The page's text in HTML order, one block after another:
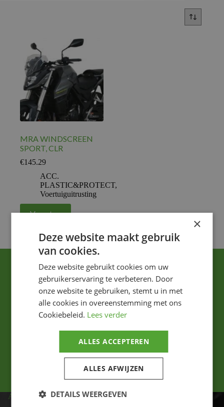
MRA WINDSCREEN
SPORT, CLR
€145.29
ACC.
PLASTIC&PROTECT,
Voertuiguitrusting
Voeg toe
ADRES
×
Deze website maakt gebruik
van cookies.
Deze website gebruikt cookies om uw
gebruikerservaring te verbeteren. Door
onze website te gebruiken, stemt u in met
alle cookies in overeenstemming met ons
Cookiebeleid. Lees verder
ALLES ACCEPTEREN
ALLES AFWIJZEN
DETAILS WEERGEVEN